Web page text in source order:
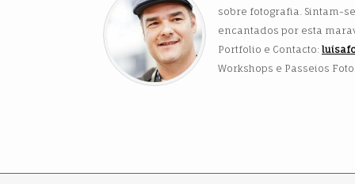
sobre fotografia. Sintam-
encantados por esta
Portfolio e Contacto:
Workshops e Passeios